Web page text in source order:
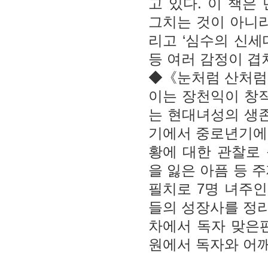
고 있다. 이 책은
그치는 것이 아니
리고 ‘심수의 신
등 여러 감정이 겹
◆《눈처럼 산처
이는 장천익이 창
는 현대녀성의 생
기에서 중로년기
황에 대한 관찰로
을 잃은 아픔 등
필치로 7명 녀주
들의 성장사를 정
차에서 독자 맞은
원에서 독자와 어